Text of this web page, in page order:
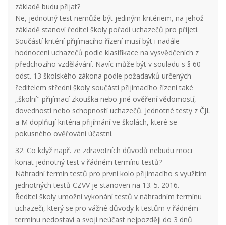
základě budu přijat?
Ne, jednotný test nemůže být jediným kritériem, na jehož
základě stanoví ředitel školy pořadí uchazečů pro přijetí.
Součástí kritérií přijímacího řízení musí být i nadále
hodnocení uchazečů podle klasifikace na vysvědčeních z
předchozího vzdělávání. Navíc může být v souladu s § 60
odst. 13 školského zákona podle požadavků určených
ředitelem střední školy součástí přijímacího řízení také
„školní" přijímací zkouška nebo jiné ověření vědomostí,
dovedností nebo schopností uchazečů. Jednotné testy z ČJL
a M doplňují kritéria přijímání ve školách, které se
pokusného ověřování účastní.
32. Co když např. ze zdravotních důvodů nebudu moci
konat jednotný test v řádném termínu testů?
Náhradní termín testů pro první kolo přijímacího s využitím
jednotných testů CZVV je stanoven na 13. 5. 2016.
Ředitel školy umožní vykonání testů v náhradním termínu
uchazeči, který se pro vážné důvody k testům v řádném
termínu nedostaví a svoji neúčast nejpozději do 3 dnů